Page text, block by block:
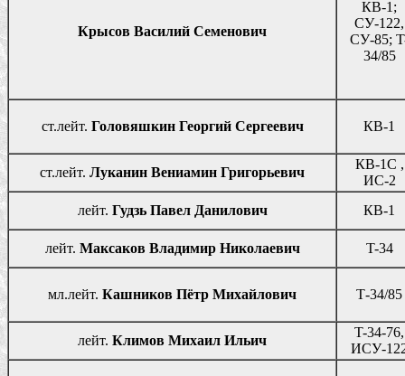
Крысов Василий Семенович
КВ-1;
СУ-122,
СУ-85;
34/85
ст.лейт. Головяшкин Георгий Сергеевич КВ-1
ст.лейт. Луканин Вениамин Григорьевич
КВ-1С ,
ИС-2
лейт. Гудзь Павел Данилович КВ-1
лейт. Максаков Владимир Николаевич T-34
мл.лейт. Кашников Пётр Михайлович Т-34/85
лейт. Климов Михаил Ильич
T-34-76,
ИСУ-